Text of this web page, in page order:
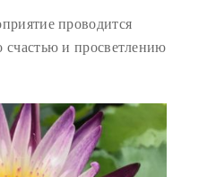
проводится
и просветлению